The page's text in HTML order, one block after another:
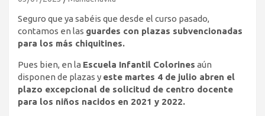
Seguro que ya sabéis que desde el curso pasado,
contamos en las guardes con plazas subvencionadas
para los más chiquitines.
Pues bien, en la Escuela Infantil Colorines aún
disponen de plazas y este martes 4 de julio abren el
plazo excepcional de solicitud de centro docente
para los niños nacidos en 2021 y 2022.